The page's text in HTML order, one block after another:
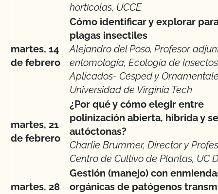
hortícolas, UCCE
martes, 14
de febrero
Cómo identificar y explorar
plagas insectiles
Alejandro del Poso, Profesor
entomología, Ecología de Insectos
Aplicados- Césped y
Universidad de Virginia Tech
martes, 21
de febrero
¿Por qué y cómo elegir entre
polinización abierta, hibrida y
autóctonas?
Charlie Brummer, Director y
Centro de Cultivo de Plantas, UC
martes, 28
Gestión (manejo) con
orgánicas de patógenos